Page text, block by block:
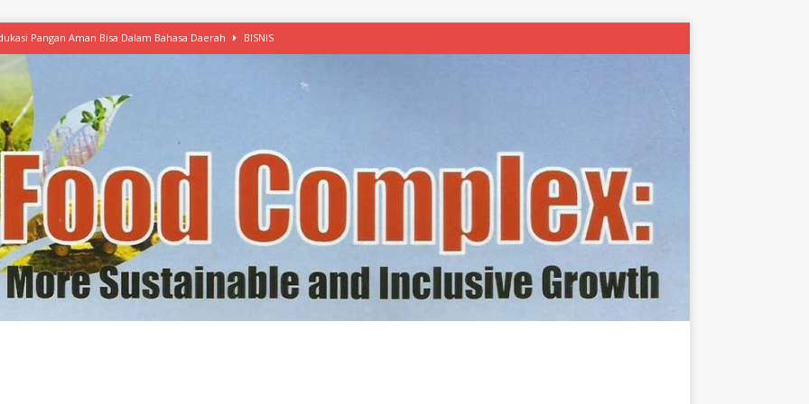
Pangan Aman Bisa Dalam Bahasa Daerah BISNIS
Mulai Ekspansi, IKEA dan MSC Dukung Seafood Berkelanjutan
Free Versi Healthy Choice, Tepung Talas Kimpul Pilihan Menu Sehat
Latih Olah Singkong, KKN Universitas Lampung Kenalkan Sosmocaf
Makanan dengan McCormick, Ciptakan Raksasa Rp1.100 Triliun